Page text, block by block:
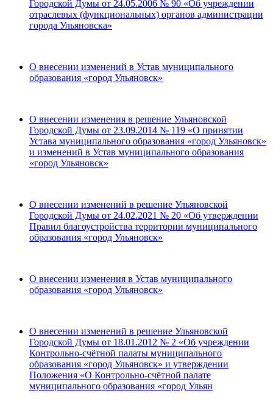
Городской Думы от 24.05.2006 № 90 «Об учреждении
отраслевых (функциональных) органов администрации
города Ульяновска»
О внесении изменений в Устав муниципального
образования «город Ульяновск»
О внесении изменения в решение Ульяновской
Городской Думы от 23.09.2014 № 119 «О принятии
Устава муниципального образования «город Ульяновск»
и изменений в Устав муниципального образования
«город Ульяновск»
О внесении изменений в решение Ульяновской
Городской Думы от 24.02.2021 № 20 «Об утверждении
Правил благоустройства территории муниципального
образования «город Ульяновск»
О внесении изменения в Устав муниципального
образования «город Ульяновск»
О внесении изменений в решение Ульяновской
Городской Думы от 18.01.2012 № 2 «Об учреждении
Контрольно-счётной палаты муниципального
образования «город Ульяновск» и утверждении
Положения «О Контрольно-счётной палате
муниципального образования «город Ульян